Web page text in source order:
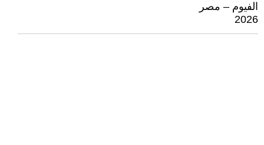
الفيوم – مصر
2026